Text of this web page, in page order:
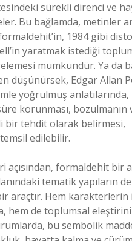
sürekli direnci ve
Bu bağlamda, metinler
1984 gibi
yaratmak istediği
mümkündür. Ya da
düşünürsek, Edgar Allan
yoğrulmuş
korunması, bozulmanın
bir tehdit olarak belirmesi,
edilebilir.
açısından, formaldehit bir
tematik yapıların
araçtır. Hem karakterlerin
hem de toplumsal
bu sembolik